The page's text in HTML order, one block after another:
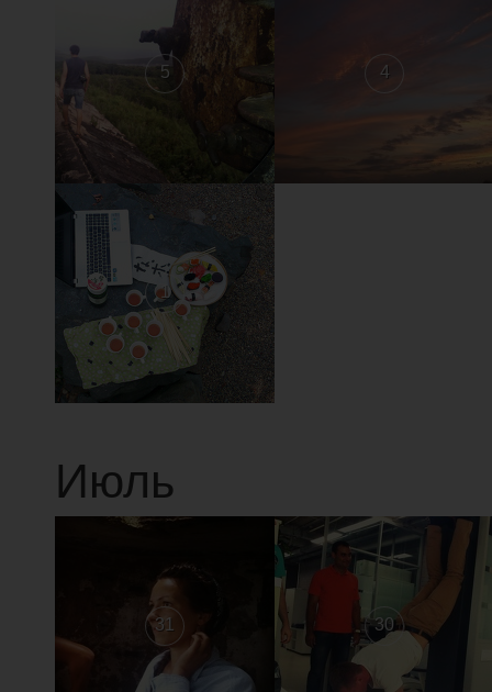
5 4
1
Июль
31 30